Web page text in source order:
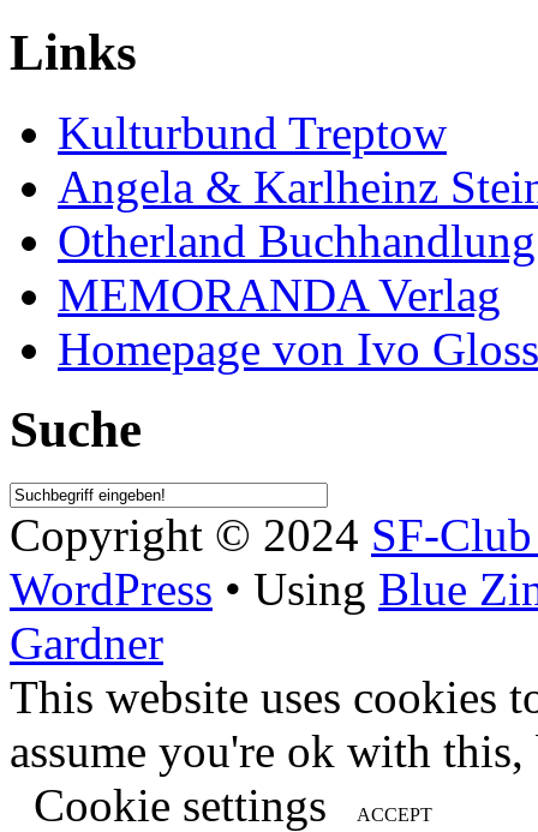
Links
Kulturbund Treptow
Angela & Karlheinz
Otherland
MEMORANDA Verlag
Homepage von Ivo Gloss
Suche
Copyright © 2024 SF-
WordPress • Using Blue
Gardner
This website uses cookies
assume you're ok with
Cookie settings
ACCEPT